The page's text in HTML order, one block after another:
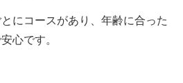
にコースがあり、年齢に合った
心です。